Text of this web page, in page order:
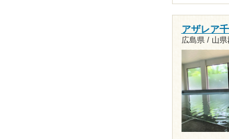
アザレア
広島県 / 山